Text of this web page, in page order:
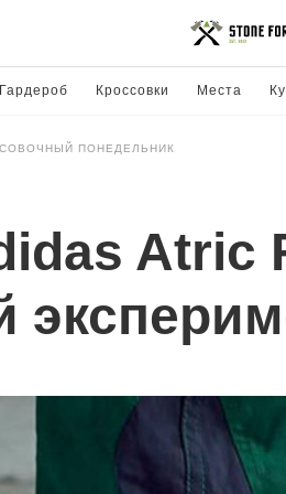
Кроссовки Места
ПОНЕДЕЛЬНИК
Atric